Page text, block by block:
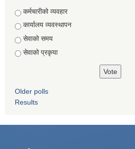
Choices
कर्मचारीको व्यवहार
कार्यालय व्यवस्थापन
सेवाको समय
सेवाको प्रकृया
Older polls
Results